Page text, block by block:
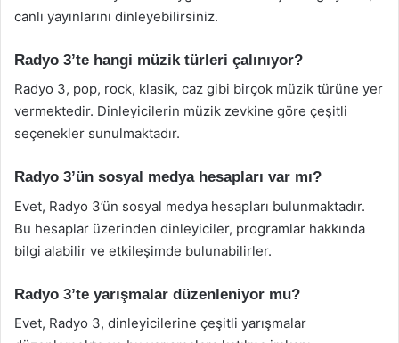
canlı yayınlarını dinleyebilirsiniz.
Radyo 3’te hangi müzik türleri çalınıyor?
Radyo 3, pop, rock, klasik, caz gibi birçok müzik türüne yer
vermektedir. Dinleyicilerin müzik zevkine göre çeşitli
seçenekler sunulmaktadır.
Radyo 3’ün sosyal medya hesapları var mı?
Evet, Radyo 3’ün sosyal medya hesapları bulunmaktadır.
Bu hesaplar üzerinden dinleyiciler, programlar hakkında
bilgi alabilir ve etkileşimde bulunabilirler.
Radyo 3’te yarışmalar düzenleniyor mu?
Evet, Radyo 3, dinleyicilerine çeşitli yarışmalar